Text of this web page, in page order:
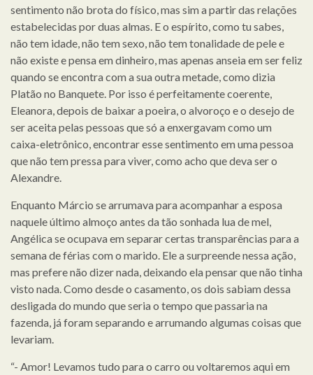
sentimento não brota do físico, mas sim a partir das relações
estabelecidas por duas almas. E o espírito, como tu sabes,
não tem idade, não tem sexo, não tem tonalidade de pele e
não existe e pensa em dinheiro, mas apenas anseia em ser feliz
quando se encontra com a sua outra metade, como dizia
Platão no Banquete. Por isso é perfeitamente coerente,
Eleanora, depois de baixar a poeira, o alvoroço e o desejo de
ser aceita pelas pessoas que só a enxergavam como um
caixa-eletrônico, encontrar esse sentimento em uma pessoa
que não tem pressa para viver, como acho que deva ser o
Alexandre.
Enquanto Márcio se arrumava para acompanhar a esposa
naquele último almoço antes da tão sonhada lua de mel,
Angélica se ocupava em separar certas transparências para a
semana de férias com o marido. Ele a surpreende nessa ação,
mas prefere não dizer nada, deixando ela pensar que não tinha
visto nada. Como desde o casamento, os dois sabiam dessa
desligada do mundo que seria o tempo que passaria na
fazenda, já foram separando e arrumando algumas coisas que
levariam.
“- Amor! Levamos tudo para o carro ou voltaremos aqui em